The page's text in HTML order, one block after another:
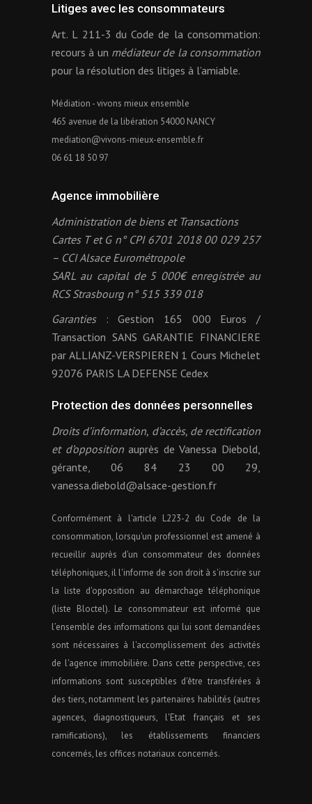
Litiges avec les consommateurs
Art. L 211-3 du Code de la consommation:
recours à un médiateur de la consommation
pour la résolution des litiges à l’amiable.
Médiation - vivons mieux ensemble
465 avenue de la libération 54000 NANCY
mediation@vivons-mieux-ensemble.fr
06 61 18 50 97
Agence immobilière
Administration de biens et Transactions
Cartes T et G n° CPI 6701 2018 00 029 257
– CCI Alsace Eurométropole
SARL au capital de 5 000€ enregistrée au
RCS Strasbourg n° 515 339 018
Garanties: Gestion 165 000 Euros /
Transaction SANS GARANTIE FINANCIERE
par ALLIANZ-VERSPIEREN 1 Cours Michelet
92076 PARIS LA DEFENSE Cedex
Protection des données personnelles
Droits d’information, d’accès, de rectification
et d’oppositionauprès de Vanessa Diebold,
gérante, 06 84 23 00 29,
vanessa.diebold@alsace-gestion.fr
Conformément à l'article L223-2 du Code de la
consommation, lorsqu'un professionnel est amené à
recueillir auprès d'un consommateur des données
téléphoniques, il l'informe de son droit à s'inscrire sur
la liste d'opposition au démarchage téléphonique
(liste Bloctel). Le consommateur est informé que
l’ensemble des informations qui lui sont demandées
sont nécessaires à l'accomplissement des activités
de l'agence immobilière. Dans cette perspective, ces
informations sont susceptibles d'être transférées à
des tiers, notamment les partenaires habilités (autres
agences, diagnostiqueurs, l'Etat français et ses
ramifications), les établissements financiers
concernés, les offices notariaux concernés.